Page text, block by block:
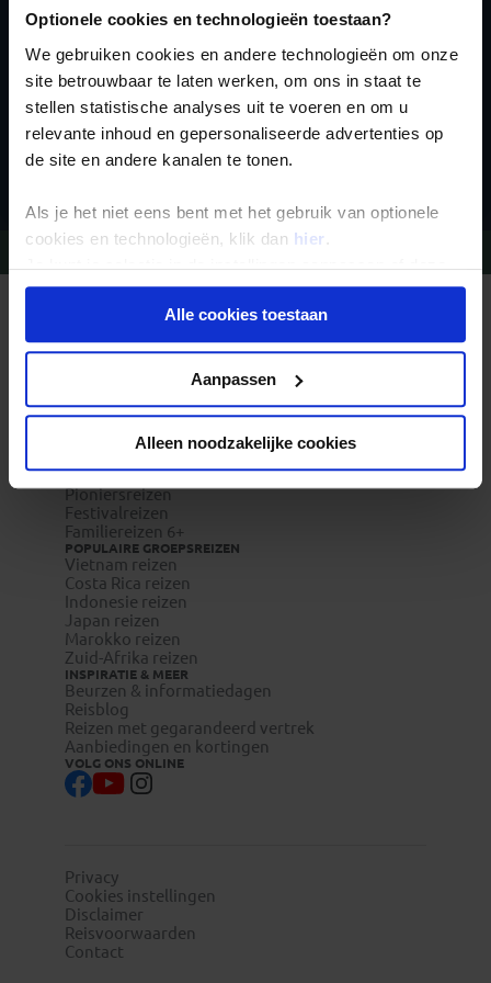
Optionele cookies en technologieën toestaan?
We gebruiken cookies en andere technologieën om onze
site betrouwbaar te laten werken, om ons in staat te
stellen statistische analyses uit te voeren en om u
relevante inhoud en gepersonaliseerde advertenties op
de site en andere kanalen te tonen.
Als je het niet eens bent met het gebruik van optionele
cookies en technologieën, klik dan hier .
Je kunt je selectie in de instellingen aanpassen of deze
onder aan de pagina op elk gewenst moment voor de
toekomst wijzigen.Alle cookies toestaan
Aanpassen
Alleen noodzakelijke cookies
Inschrijven
Vragen?
REIZEN MET KONING AAP
Bestemmingen
Veelgestelde vragen
Reisdocumenten aanvragen
Reisverzekeringen
Groepsreizen
Pioniersreizen
Festivalreizen
Familiereizen 6+
POPULAIRE GROEPSREIZEN
Vietnam reizen
Costa Rica reizen
Indonesie reizen
Japan reizen
Marokko reizen
Zuid-Afrika reizen
INSPIRATIE & MEER
Beurzen & informatiedagen
Reisblog
Reizen met gegarandeerd vertrek
Aanbiedingen en kortingen
VOLG ONS ONLINE
Privacy
Cookies instellingen
Disclaimer
Reisvoorwaarden
Contact